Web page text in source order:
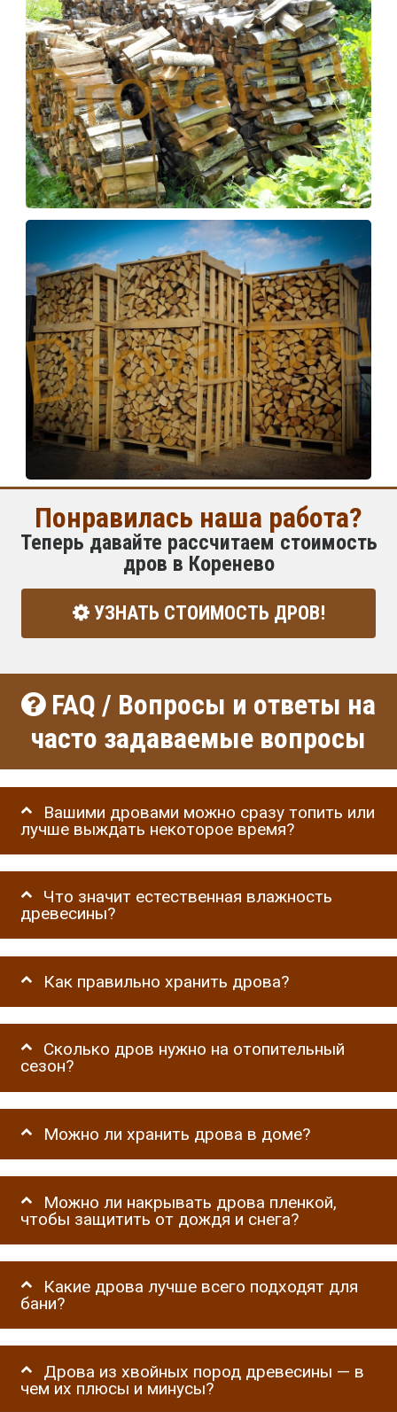
Понравилась наша работа?
Теперь давайте рассчитаем стоимость
дров в Коренево
УЗНАТЬ СТОИМОСТЬ ДРОВ!
FAQ / Вопросы и ответы на
часто задаваемые вопросы
Вашими дровами можно сразу топить или
лучше выждать некоторое время?
Что значит естественная влажность
древесины?
Как правильно хранить дрова?
Сколько дров нужно на отопительный
сезон?
Можно ли хранить дрова в доме?
Можно ли накрывать дрова пленкой,
чтобы защитить от дождя и снега?
Какие дрова лучше всего подходят для
бани?
Дрова из хвойных пород древесины — в
чем их плюсы и минусы?